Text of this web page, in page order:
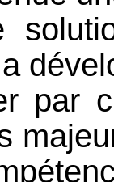
par